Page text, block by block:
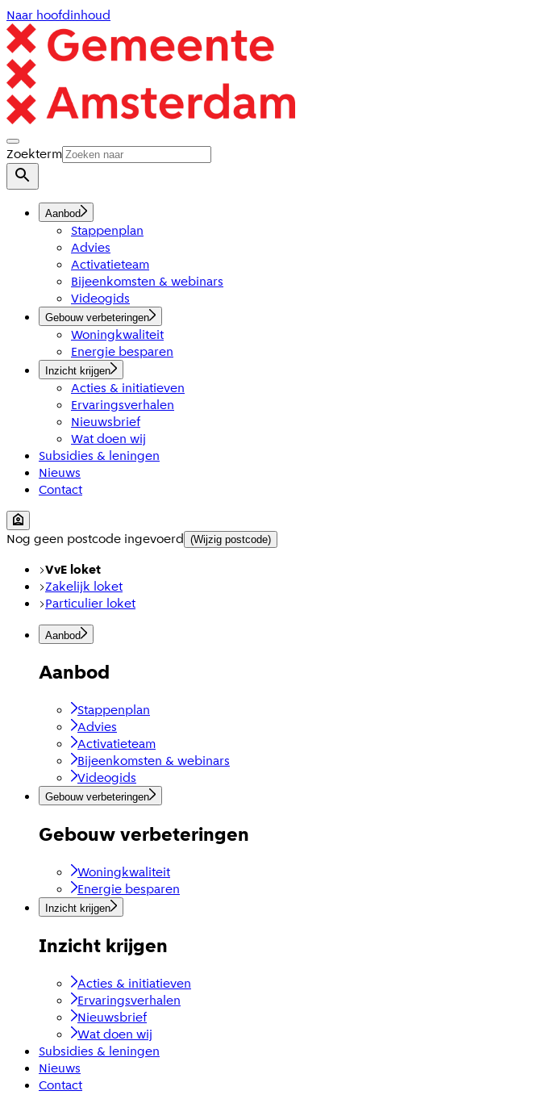
Naar hoofdinhoud
Zoekterm
Aanbod
Stappenplan
Advies
Activatieteam
Bijeenkomsten & webinars
Videogids
Gebouw verbeteringen
Woningkwaliteit
Energie besparen
Inzicht krijgen
Acties & initiatieven
Ervaringsverhalen
Nieuwsbrief
Wat doen wij
Subsidies & leningen
Nieuws
Contact
Nog geen postcode ingevoerd (Wijzig postcode)
VvE loket
Zakelijk loket
Particulier loket
Aanbod
Aanbod
Stappenplan
Advies
Activatieteam
Bijeenkomsten & webinars
Videogids
Gebouw verbeteringen
Gebouw verbeteringen
Woningkwaliteit
Energie besparen
Inzicht krijgen
Inzicht krijgen
Acties & initiatieven
Ervaringsverhalen
Nieuwsbrief
Wat doen wij
Subsidies & leningen
Nieuws
Contact